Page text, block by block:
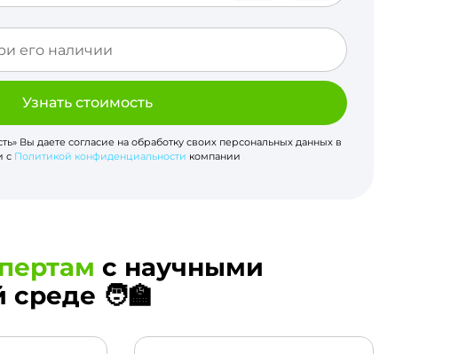
Узнать стоимость
Вы даете согласие на обработку своих персональных данных в
с Политикой конфиденциальности компании
с научными
🧑‍🏫